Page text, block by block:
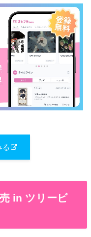
る
in ツリービ